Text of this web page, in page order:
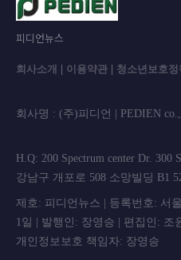
피디언뉴스
회사소개 이용약관 청소년보호정
회사명 : (주)피
H.Q: 200 Spectrum center Dr.
강남구 개포로 508 소망빌딩 B1
제호: 피디언뉴스 | 등록번호: 서
1일 | 발행인: 장영승 | 편집인: 조
개인정보보호 책임자: 장영승